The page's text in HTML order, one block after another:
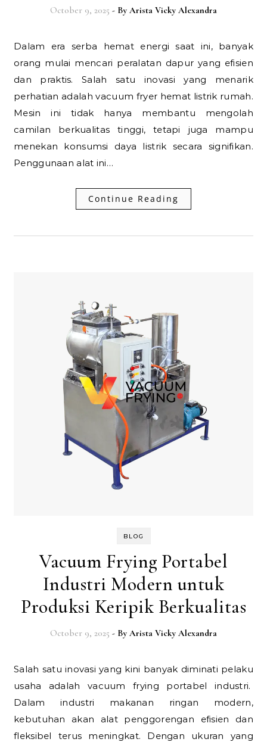
October 9, 2025 - By Arista Vicky Alexandra
Dalam era serba hemat energi saat ini, banyak
orang mulai mencari peralatan dapur yang efisien
dan praktis. Salah satu inovasi yang menarik
perhatian adalah vacuum fryer hemat listrik rumah.
Mesin ini tidak hanya membantu mengolah
camilan berkualitas tinggi, tetapi juga mampu
menekan konsumsi daya listrik secara signifikan.
Penggunaan alat ini…
Continue Reading
BLOG
Vacuum Frying Portabel
Industri Modern untuk
Produksi Keripik Berkualitas
October 9, 2025 - By Arista Vicky Alexandra
Salah satu inovasi yang kini banyak diminati pelaku
usaha adalah vacuum frying portabel industri.
Dalam industri makanan ringan modern,
kebutuhan akan alat penggorengan efisien dan
fleksibel terus meningkat. Dengan ukuran yang